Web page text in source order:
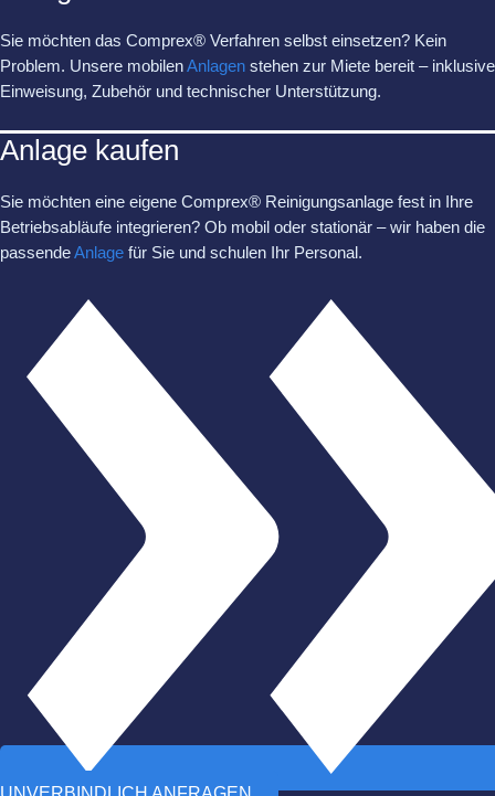
Sie möchten das Comprex® Verfahren selbst einsetzen? Kein
Problem. Unsere mobilenAnlagen stehen zur Miete bereit – inklusive
Einweisung, Zubehör und technischer Unterstützung.
Anlage kaufen
Sie möchten eine eigene Comprex® Reinigungsanlage fest in Ihre
Betriebsabläufe integrieren? Ob mobil oder stationär – wir haben die
passendeAnlage für Sie und schulen Ihr Personal.